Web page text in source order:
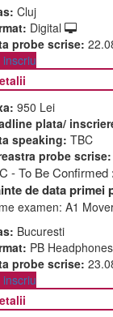
Cluj
Digital
probe scrise:
950 Lei
plata/
speaking: TBC
probe scrise:
- To Be Confirmed
de data primei
examen: A1
Bucuresti
PB Headphones
probe scrise: